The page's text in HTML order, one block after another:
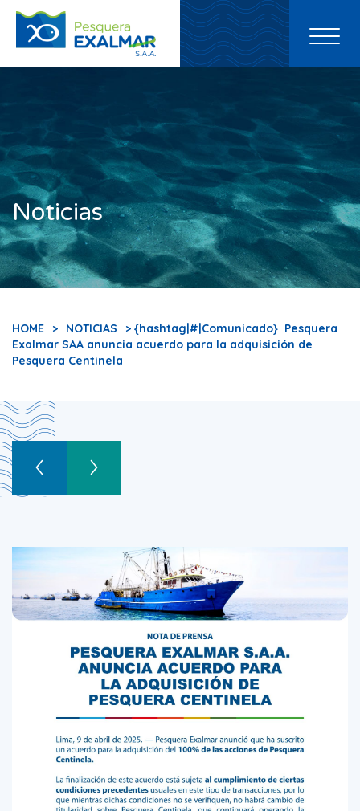
Toggle
Noticias
HOME > NOTICIAS
> {hashtag|#|Comunicado} Pesquera
Exalmar SAA anuncia acuerdo para la adquisición de
Pesquera Centinela